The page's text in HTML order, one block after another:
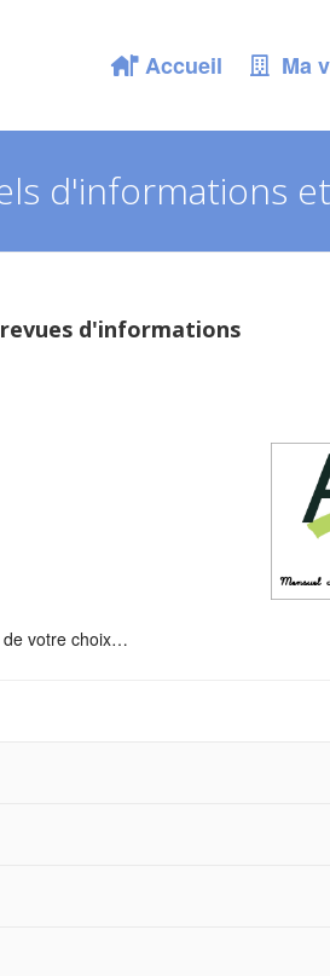
Accueil Ma
d'informations
d'informations
de votre choix…